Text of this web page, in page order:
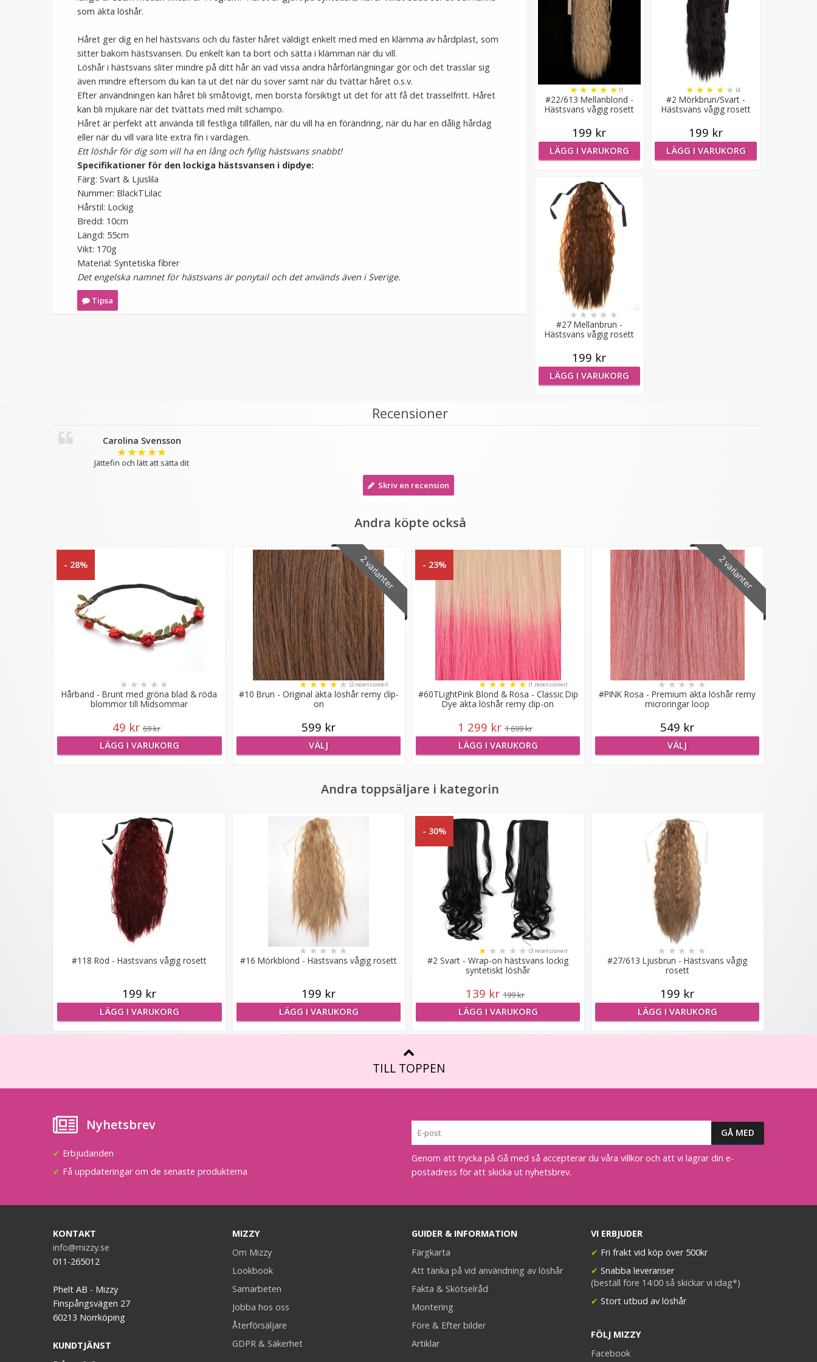
som äkta löshår.
Håret ger dig en hel hästsvans och du fäster håret väldigt enkelt med med en klämma av hårdplast, som
sitter bakom hästsvansen. Du enkelt kan ta bort och sätta i klämman när du vill.
Löshår i hästsvans sliter mindre på ditt hår än vad vissa andra hårförlängningar gör och det trasslar sig
även mindre eftersom du kan ta ut det när du sover samt när du tvättar håret o.s.v.
Efter användningen kan håret bli småtovigt, men borsta försiktigt ut det för att få det trasselfritt. Håret
kan bli mjukare när det tvättats med milt schampo.
Håret är perfekt att använda till festliga tillfällen, när du vill ha en förändring, när du har en dålig hårdag
eller när du vill vara lite extra fin i vardagen.
Ett löshår för dig som vill ha en lång och fyllig hästsvans snabbt!
Specifikationer för den lockiga hästsvansen i dipdye:
Färg: Svart & Ljuslila
Nummer: BlackTLilac
Hårstil: Lockig
Bredd: 10cm
Längd: 55cm
Vikt: 170g
Material: Syntetiska fibrer
Det engelska namnet för hästsvans är ponytail och det används även i Sverige.
Tipsa
#22/613 Mellanblond -
Hästsvans vågig rosett
★ ★ ★ ★ ★ (1
recensioner)
199 kr
LÄGG I VARUKORG
#2 Mörkbrun/Svart -
Hästsvans vågig rosett
★ ★ ★ ★ ★ (4
recensioner)
199 kr
LÄGG I VARUKORG
#27 Mellanbrun -
Hästsvans vågig rosett
★ ★ ★ ★ ★
199 kr
LÄGG I VARUKORG
Recensioner
Carolina Svensson
★★★★★
Jättefin och lätt att sätta dit
Skriv en recension
Andra köpte också
- 28%
Hårband - Brunt med gröna blad & röda
blommor till Midsommar
★ ★ ★ ★ ★
49 kr 69 kr
LÄGG I VARUKORG
2 varianter
#10 Brun - Original äkta löshår remy clip-
on
★★★★★ (2 recensioner)
599 kr
VÄLJ
- 23%
#60TLightPink Blond & Rosa - Classic Dip
Dye äkta löshår remy clip-on
★★★★★ (1 recensioner)
1 299 kr 1 699 kr
LÄGG I VARUKORG
2 varianter
#PINK Rosa - Premium äkta löshår remy
microringar loop
★★★★★
549 kr
VÄLJ
Andra toppsäljare i kategorin
#118 Röd - Hästsvans vågig rosett
199 kr
LÄGG I VARUKORG
#16 Mörkblond - Hästsvans vågig rosett
★ ★★★★
199 kr
LÄGG I VARUKORG
- 30%
#2 Svart - Wrap-on hästsvans lockig
syntetiskt löshår
★ ★ ★ ★ ★ (3 recensioner)
139 kr 199 kr
LÄGG I VARUKORG
#27/613 Ljusbrun - Hästsvans vågig
rosett
★ ★ ★ ★ ★
199 kr
LÄGG I VARUKORG
TILL TOPPEN
Nyhetsbrev
✔ Erbjudanden
✔ Få uppdateringar om de senaste produkterna
Genom att trycka på Gå med så accepterar du våra villkor och att vi lagrar din e-
postadress för att skicka ut nyhetsbrev.
KONTAKT
info@mizzy.se
011-265012
Phelt AB - Mizzy
Finspångsvägen 27
60213 Norrköping
KUNDTJÄNST
MIZZY
Om Mizzy
Lookbook
Samarbeten
Jobba hos oss
Återförsäljare
GDPR & Säkerhet
GUIDER & INFORMATION
Färgkarta
Att tänka på vid användning av löshår
Fakta & Skötselråd
Montering
Före & Efter bilder
Artiklar
VI ERBJUDER
✔ Fri frakt vid köp över 500kr
✔ Snabba leveranser
(beställ före 14:00 så skickar vi idag*)
✔ Stort utbud av löshår
FÖLJ MIZZY
Facebook